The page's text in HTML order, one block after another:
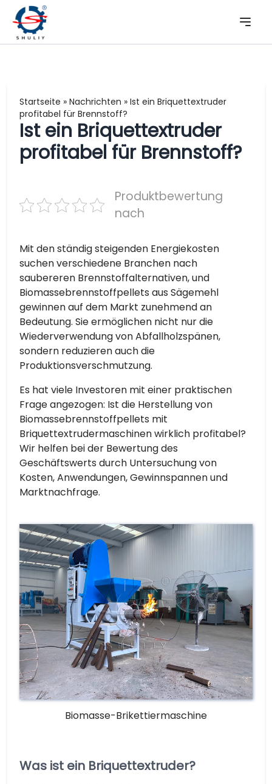
Startseite » Nachrichten » Ist ein Briquettextruder
profitabel für Brennstoff?
Ist ein Briquettextruder
profitabel für Brennstoff?
Produktbewertung
nach
Mit den ständig steigenden Energiekosten
suchen verschiedene Branchen nach
saubereren Brennstoffalternativen, und
Biomassebrennstoffpellets aus Sägemehl
gewinnen auf dem Markt zunehmend an
Bedeutung. Sie ermöglichen nicht nur die
Wiederverwendung von Abfallholzspänen,
sondern reduzieren auch die
Produktionsverschmutzung.
Es hat viele Investoren mit einer praktischen
Frage angezogen: Ist die Herstellung von
Biomassebrennstoffpellets mit
Briquettextrudermaschinen wirklich profitabel?
Wir helfen bei der Bewertung des
Geschäftswerts durch Untersuchung von
Kosten, Anwendungen, Gewinnspannen und
Marktnachfrage.
Biomasse-Brikettiermaschine
Was ist ein Briquettextruder?